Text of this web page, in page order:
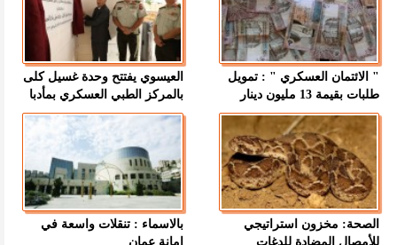
" الائتمان العسكري " : تمويل
طلبات بقيمة 13 مليون دينار
العيسوي يفتتح وحدة غسيل كلى
بالمركز الطبي العسكري بمأدبا
الصحة: مخزون استراتيجي
للأمصال المضادة للدغات
بالاسماء : تنقلات واسعة في
امانة عمان